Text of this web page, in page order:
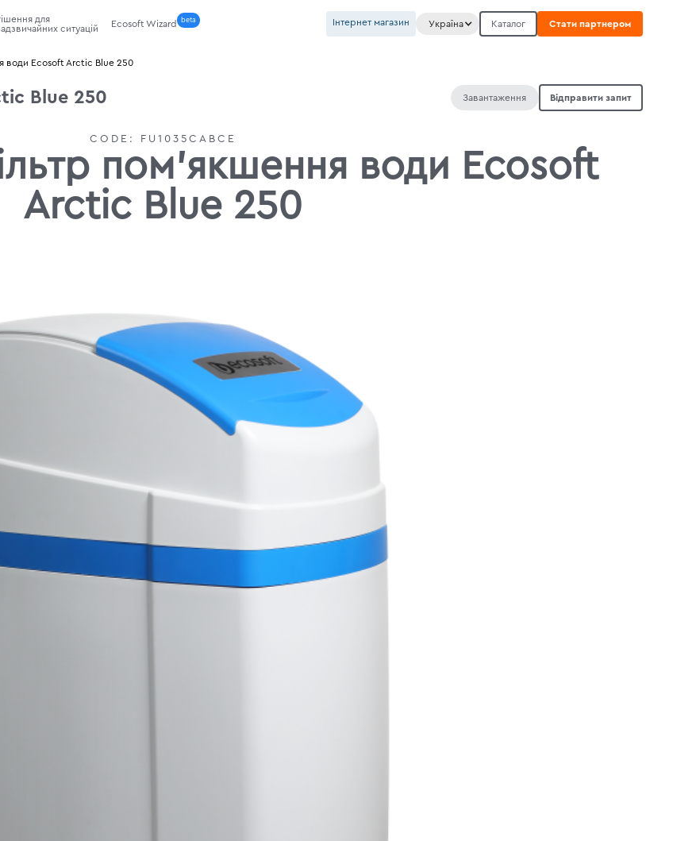
для
ситуацій
Ecosoft Wizard beta Інтернет магазин Україна Каталог Стати партнером
води Ecosoft Arctic Blue 250
Blue 250 Завантаження Відправити запит
CODE: FU1035CABCE
пом'якшення води Ecosoft
Arctic Blue 250